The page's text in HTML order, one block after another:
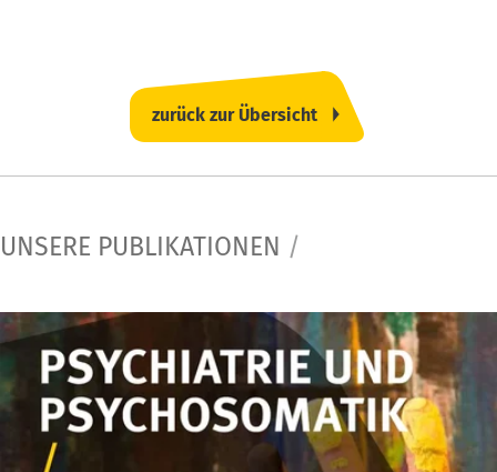
zurück zur Übersicht
UNSERE PUBLIKATIONEN /